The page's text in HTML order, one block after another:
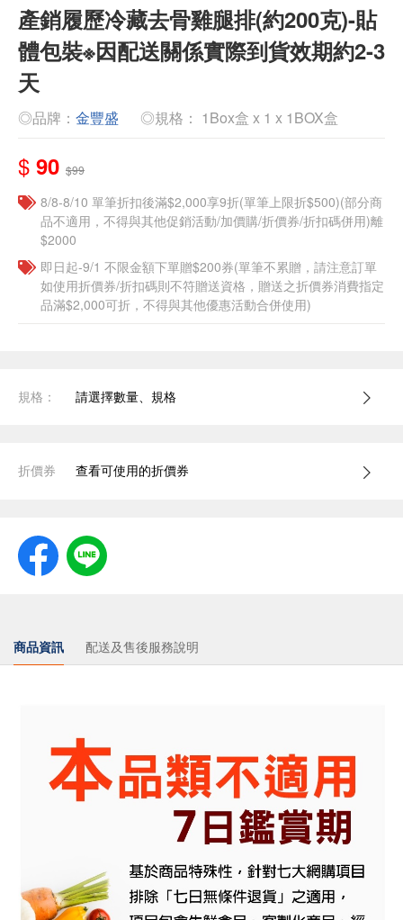
產銷履歷冷藏去骨雞腿排(約200克)-貼
體包裝※因配送關係實際到貨效期約2-3
天
◎品牌： 金豐盛 ◎規格： 1Box盒 x 1 x 1BOX盒
$ 90 $99
8/8-8/10 單筆折扣後滿$2,000享9折(單筆上限折$500)(部分商
品不適用，不得與其他促銷活動/加價購/折價券/折扣碼併用)離
$2000
即日起-9/1 不限金額下單贈$200券(單筆不累贈，請注意訂單
如使用折價券/折扣碼則不符贈送資格，贈送之折價券消費指定
品滿$2,000可折，不得與其他優惠活動合併使用)
規格： 請選擇數量、規格
折價券 查看可使用的折價券
商品資訊 配送及售後服務說明